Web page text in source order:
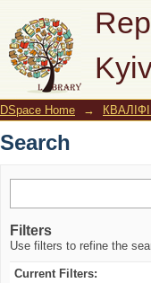
Search
DSpace Home →
Search
Filters
Use filters to refine the
Current Filters: